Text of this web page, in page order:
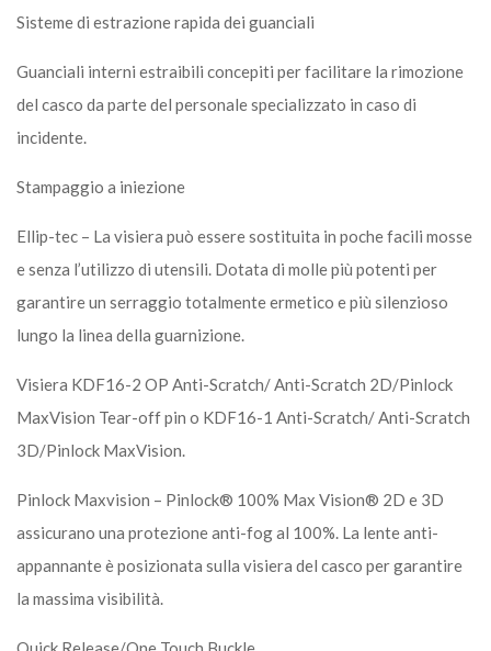
Sisteme di estrazione rapida dei guanciali
Guanciali interni estraibili concepiti per facilitare la rimozione
del casco da parte del personale specializzato in caso di
incidente.
Stampaggio a iniezione
Ellip-tec – La visiera può essere sostituita in poche facili mosse
e senza l’utilizzo di utensili. Dotata di molle più potenti per
garantire un serraggio totalmente ermetico e più silenzioso
lungo la linea della guarnizione.
Visiera KDF16-2 OP Anti-Scratch/ Anti-Scratch 2D/Pinlock
MaxVision Tear-off pin o KDF16-1 Anti-Scratch/ Anti-Scratch
3D/Pinlock MaxVision.
Pinlock Maxvision – Pinlock® 100% Max Vision® 2D e 3D
assicurano una protezione anti-fog al 100%. La lente anti-
appannante è posizionata sulla visiera del casco per garantire
la massima visibilità.